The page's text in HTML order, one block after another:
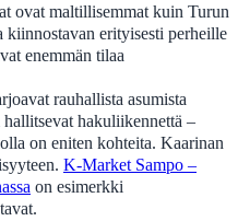
ovat maltillisemmat kuin Turun
kiinnostavan erityisesti perheille
enemmän tilaa
rauhallista asumista
hakuliikennettä –
on eniten kohteita. Kaarinan
K-Market Sampo –
on esimerkki